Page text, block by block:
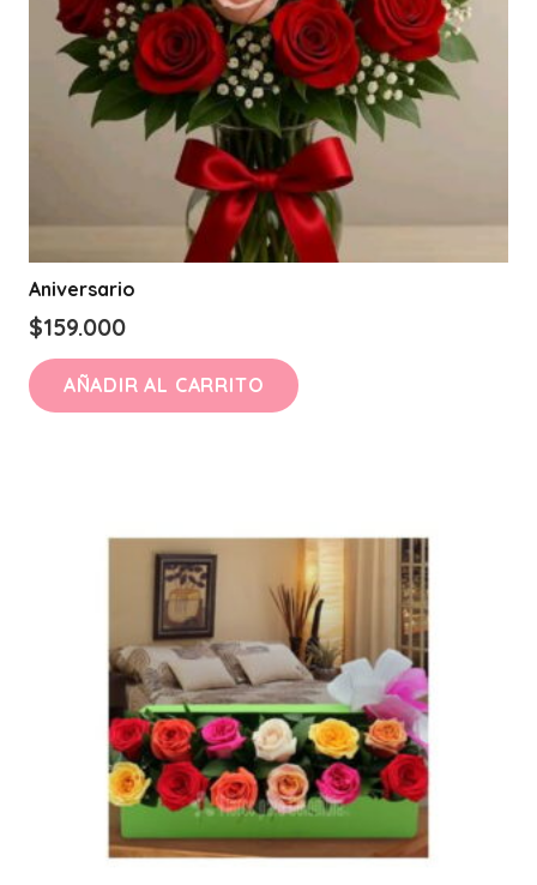
Aniversario
$159.000
AÑADIR AL CARRITO